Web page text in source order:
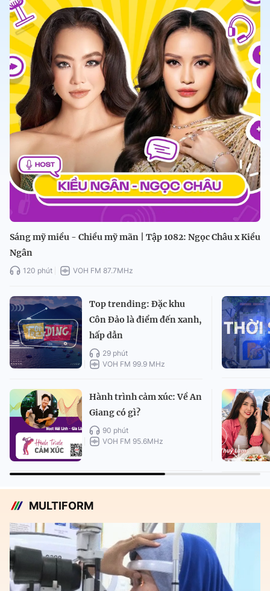
Sáng mỹ miều - Chiều mỹ mãn | Tập 1082: Ngọc Châu x Kiều
Ngân
120 phút VOH FM 87.7MHz
Top trending: Đặc khu
Côn Đảo là điểm đến xanh,
hấp dẫn
29 phút
VOH FM 99.9 MHz
Hành trình cảm xúc: Về An
Giang có gì?
90 phút
VOH FM 95.6MHz
MULTIFORM